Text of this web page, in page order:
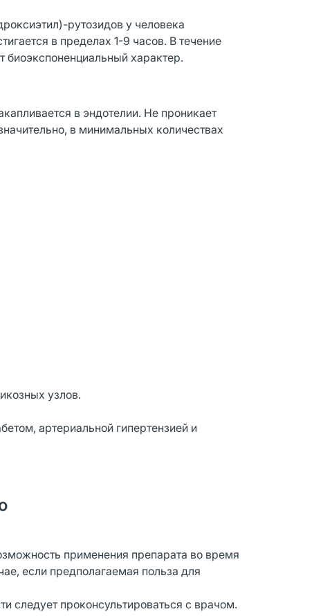
рутозидов у человека
в пределах 1-9 часов. В течение
биоэкспоненциальный характер.
в эндотелии. Не проникает
в минимальных количествах
узлов.
артериальной гипертензией и
применения препарата во время
если предполагаемая польза для
следует проконсультироваться с врачом.